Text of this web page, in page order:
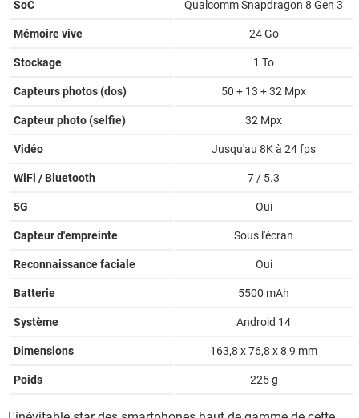
SoC QualcommSnapdragon 8 Gen 3
Mémoire vive 24 Go
Stockage 1 To
Capteurs photos (dos) 50 + 13 + 32 Mpx
Capteur photo (selfie) 32 Mpx
Vidéo Jusqu'au 8K à 24 fps
WiFi / Bluetooth 7 / 5.3
5G Oui
Capteur d'empreinte Sous l'écran
Reconnaissance faciale Oui
Batterie 5500 mAh
Système Android 14
Dimensions 163,8 x 76,8 x 8,9 mm
Poids 225 g